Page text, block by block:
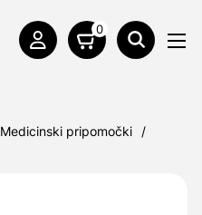
0
Medicinski pripomočki
/